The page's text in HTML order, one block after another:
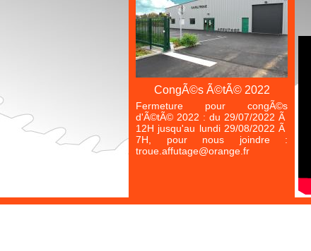
CongÃ©s Ã©tÃ© 2022
Fermeture pour congÃ©s
d'Ã©tÃ© 2022 : du 29/07/2022 Ã
12H jusqu'au lundi 29/08/2022 Ã
7H, pour nous joindre :
troue.affutage@orange.fr